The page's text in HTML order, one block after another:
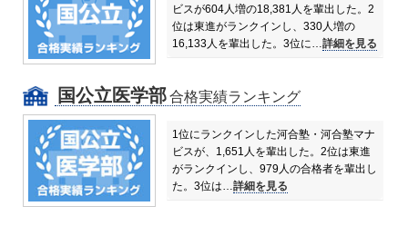
ビスが604人増の18,381人を輩出した。 2
位は東進がランクインし、330人増の
16,133人を輩出した。 3位に…詳細を見る
国公立医学部合格実績ランキング
1位にランクインした河合塾・河合塾マナ
ビスが、1,651人を輩出した。 2位は東進
がランクインし、979人の合格者を輩出し
た。 3位は…詳細を見る